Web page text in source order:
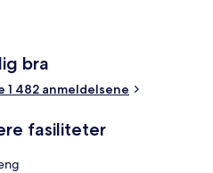
– bra
1 482 anmeldelsene
fasiliteter